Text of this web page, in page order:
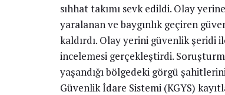
sıhhat takımı sevk edildi. Olay
yaralanan ve baygınlık geçiren
kaldırdı. Olay yerini güvenlik şeridi
incelemesi gerçekleştirdi.
yaşandığı bölgedeki görgü
Güvenlik İdare Sistemi (KGYS)